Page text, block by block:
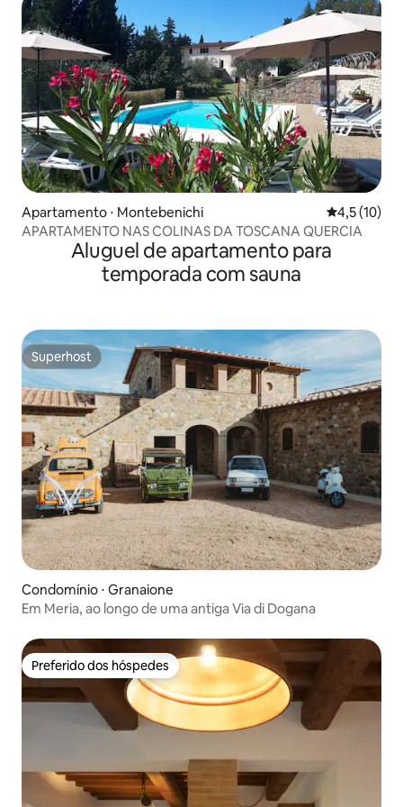
Apartamento ⋅ Montebenichi 4,5 de uma
4,5 (10)
APARTAMENTO NAS COLINAS DA TOSCANA QUERCIA
Aluguel de apartamento para
temporada com sauna
Superhost
Superhost
Condomínio ⋅ Granaione
Em Meria, ao longo de uma antiga Via di Dogana
Preferido dos hóspedes
Preferido dos hóspedes